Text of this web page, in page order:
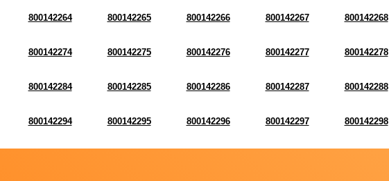
800142264 800142265 800142266 800142267 800142268
800142274 800142275 800142276 800142277 800142278
800142284 800142285 800142286 800142287 800142288
800142294 800142295 800142296 800142297 800142298